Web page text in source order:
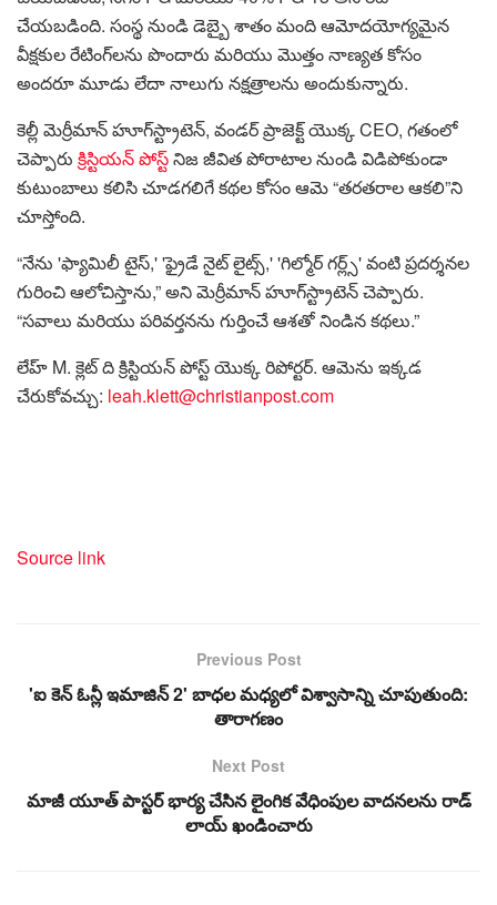
చేయబడింది. సంస్థ నుండి డెబ్బై శాతం మంది ఆమోదయోగ్యమైన
వీక్షకుల రేటింగ్‌లను పొందారు మరియు మొత్తం నాణ్యత కోసం
అందరూ మూడు లేదా నాలుగు నక్షత్రాలను అందుకున్నారు.
కెల్లీ మెర్రీమాన్ హూగ్‌స్ట్రాటెన్, వండర్ ప్రాజెక్ట్ యొక్క CEO, గతంలో
చెప్పారు క్రిస్టియన్ పోస్ట్నిజ జీవిత పోరాటాల నుండి విడిపోకుండా
కుటుంబాలు కలిసి చూడగలిగే కథల కోసం ఆమె “తరతరాల ఆకలి”ని
చూస్తోంది.
“నేను 'ఫ్యామిలీ టైస్,' 'ఫ్రైడే నైట్ లైట్స్,' 'గిల్మోర్ గర్ల్స్' వంటి ప్రదర్శనల
గురించి ఆలోచిస్తాను,” అని మెర్రీమాన్ హూగ్‌స్ట్రాటెన్ చెప్పారు.
“సవాలు మరియు పరివర్తనను గుర్తించే ఆశతో నిండిన కథలు.”
లేహ్ M. క్లెట్ ది క్రిస్టియన్ పోస్ట్ యొక్క రిపోర్టర్. ఆమెను ఇక్కడ
చేరుకోవచ్చు: leah.klett@christianpost.com
Source link
Previous Post
'ఐ కెన్ ఓన్లీ ఇమాజిన్ 2' బాధల మధ్యలో విశ్వాసాన్ని చూపుతుంది:
తారాగణం
Next Post
మాజీ యూత్ పాస్టర్ భార్య చేసిన లైంగిక వేధింపుల వాదనలను రాడ్
లాయ్ ఖండించారు